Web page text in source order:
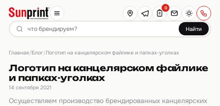
Найти
0
Главная/Блог/Логотип на канцелярском файлике и папках-уголках
Логотип на канцелярском файлике
и папках-уголках
14 сентября 2021
Осуществляем производство брендированных канцелярских